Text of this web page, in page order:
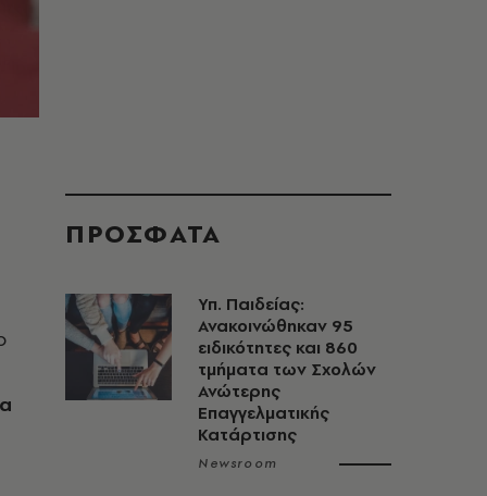
ΠΡΟΣΦΑΤΑ
Υπ. Παιδείας:
Ανακοινώθηκαν 95
ειδικότητες και 860
τμήματα των Σχολών
Ανώτερης
Επαγγελματικής
Κατάρτισης
Newsroom